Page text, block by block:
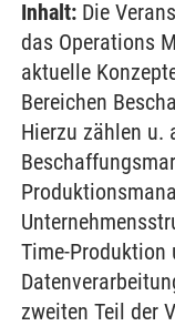
Inhalt: Die
das Operations
aktuelle
Bereichen
Hierzu zählen u.
Time-Produktion
zweiten Teil der